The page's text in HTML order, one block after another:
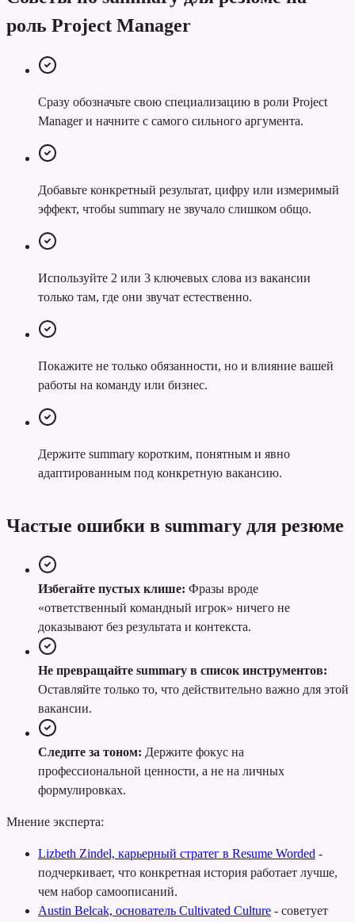
роль Project Manager
Сразу обозначьте свою специализацию в роли Project
Manager и начните с самого сильного аргумента.
Добавьте конкретный результат, цифру или измеримый
эффект, чтобы summary не звучало слишком общо.
Используйте 2 или 3 ключевых слова из вакансии
только там, где они звучат естественно.
Покажите не только обязанности, но и влияние вашей
работы на команду или бизнес.
Держите summary коротким, понятным и явно
адаптированным под конкретную вакансию.
Частые ошибки в summary для резюме
Избегайте пустых клише: Фразы вроде
«ответственный командный игрок» ничего не
доказывают без результата и контекста.
Не превращайте summary в список инструментов:
Оставляйте только то, что действительно важно для этой
вакансии.
Следите за тоном: Держите фокус на
профессиональной ценности, а не на личных
формулировках.
Мнение эксперта:
Lizbeth Zindel, карьерный стратег в Resume Worded -
подчеркивает, что конкретная история работает лучше,
чем набор самоописаний.
Austin Belcak, основатель Cultivated Culture - советует